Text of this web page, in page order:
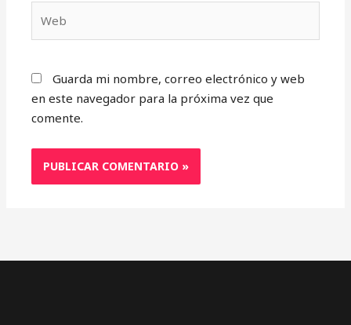
Guarda mi nombre, correo electrónico y web
en este navegador para la próxima vez que
comente.